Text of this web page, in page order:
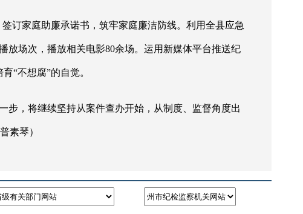
订家庭助廉承诺书，筑牢家庭廉洁防线。利用全县应急
放场次，播放相关电影80余场。运用新媒体平台推送纪
“不想腐”的自觉。
步，将继续坚持从案件查办开始，从制度、监督角度出
素琴）